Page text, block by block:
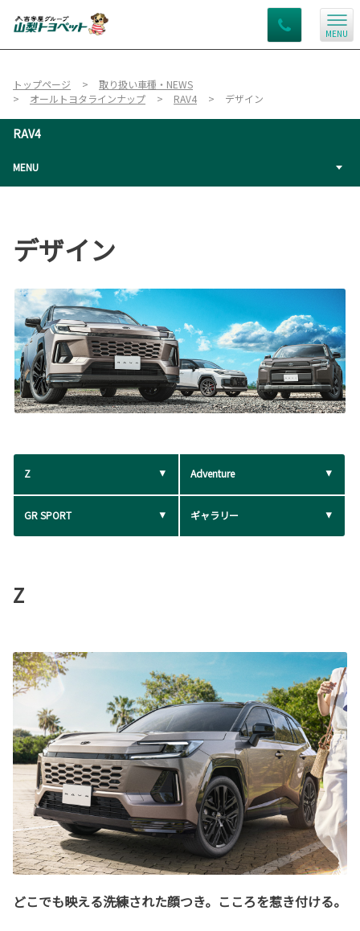
MENU
トップページ
取り扱い車種・NEWS
オールトヨタラインナップ
RAV4 デザイン
RAV4
MENU
デザイン
Z Adventure
GR SPORT ギャラリー
Z
どこでも映える洗練された顔つき。こころを惹き付ける。